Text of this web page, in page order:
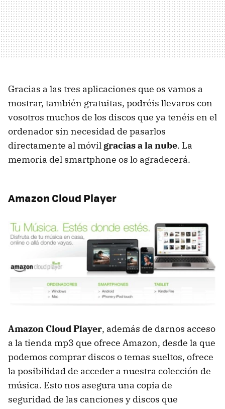
Gracias a las tres aplicaciones que os vamos a
mostrar, también gratuitas, podréis llevaros con
vosotros muchos de los discos que ya tenéis en el
ordenador sin necesidad de pasarlos
directamente al móvil gracias a la nube. La
memoria del smartphone os lo agradecerá.
Amazon Cloud Player
Amazon Cloud Player, además de darnos acceso
a la tienda mp3 que ofrece Amazon, desde la que
podemos comprar discos o temas sueltos, ofrece
la posibilidad de acceder a nuestra colección de
música. Esto nos asegura una copia de
seguridad de las canciones y discos que